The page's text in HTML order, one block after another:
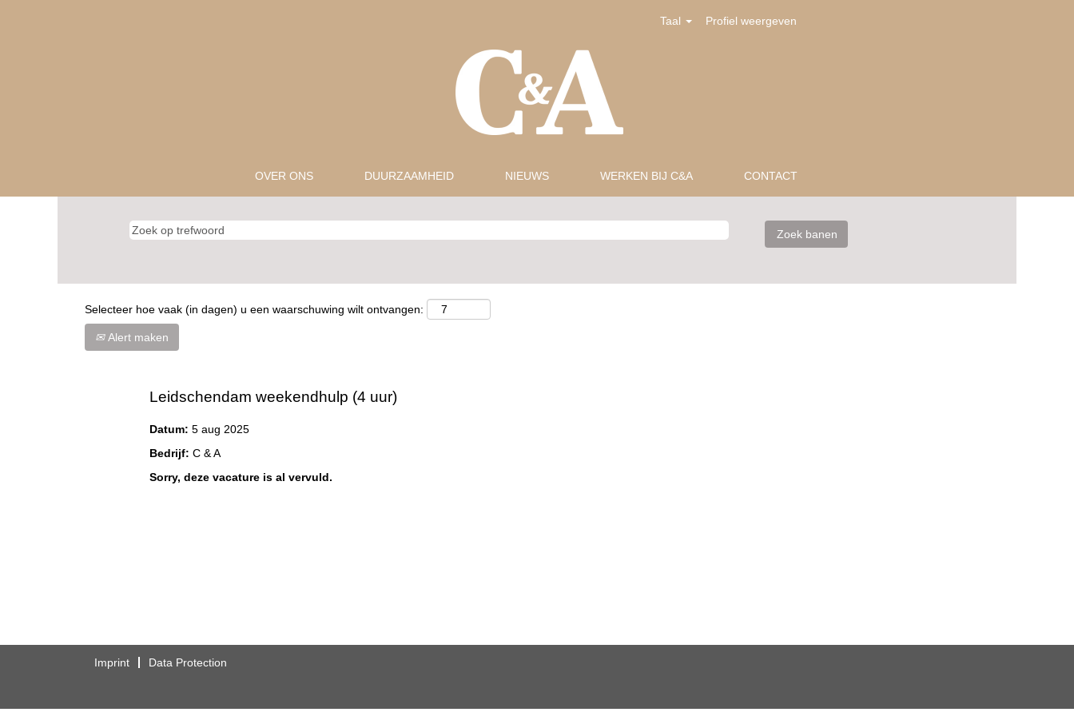
Taal Profiel weergeven
OVER ONS DUURZAAMHEID NIEUWS WERKEN BIJ C&A CONTACT
Selecteer hoe vaak (in dagen) u een waarschuwing wilt ontvangen:
Alert maken
Leidschendam weekendhulp (4 uur)
Datum: 5 aug 2025
Bedrijf: C & A
Sorry, deze vacature is al vervuld.
Imprint Data Protection